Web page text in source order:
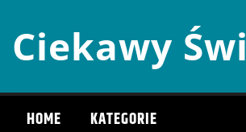
content
Ciekawy
HOME KATEGORIE